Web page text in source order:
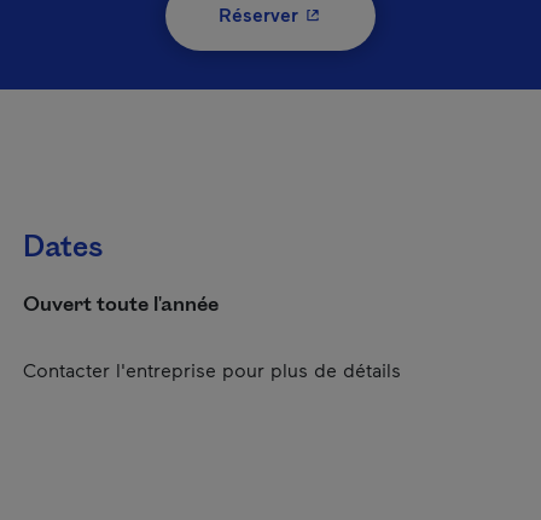
Réserver- Cet hyperlien s'ouvrira
Dates
Ouvert toute l'année
Contacter l'entreprise pour plus de détails